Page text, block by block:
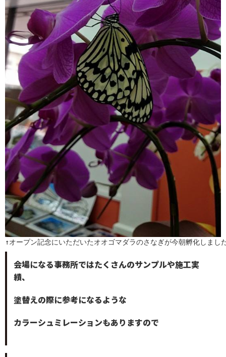
↑オープン記念にいただいたオオゴマダラのさなぎが今朝孵化しまし
会場になる事務所ではたくさんのサンプルや施工実
績、
塗替えの際に参考になるような
カラーシュミレーションもありますので